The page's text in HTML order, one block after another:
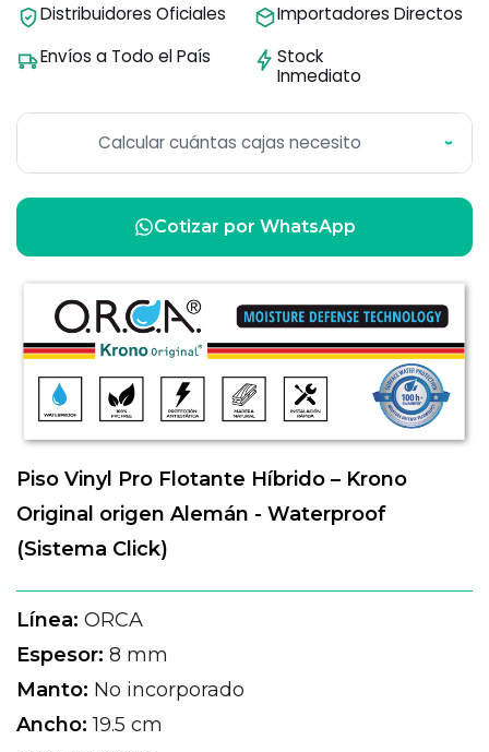
Distribuidores Oficiales
Importadores Directos
Envíos a Todo el País
Stock
Inmediato
Calcular cuántas cajas necesito ›
Cotizar por WhatsApp
Piso Vinyl Pro Flotante Híbrido – Krono
Original origen Alemán - Waterproof
(Sistema Click)
Línea: ORCA
Espesor: 8 mm
Manto: No incorporado
Ancho: 19.5 cm